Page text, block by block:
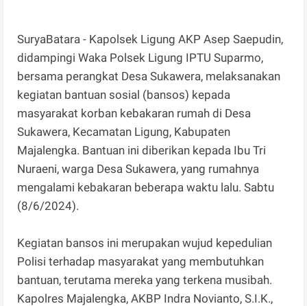
SuryaBatara - Kapolsek Ligung AKP Asep Saepudin,
didampingi Waka Polsek Ligung IPTU Suparmo,
bersama perangkat Desa Sukawera, melaksanakan
kegiatan bantuan sosial (bansos) kepada
masyarakat korban kebakaran rumah di Desa
Sukawera, Kecamatan Ligung, Kabupaten
Majalengka. Bantuan ini diberikan kepada Ibu Tri
Nuraeni, warga Desa Sukawera, yang rumahnya
mengalami kebakaran beberapa waktu lalu. Sabtu
(8/6/2024).
Kegiatan bansos ini merupakan wujud kepedulian
Polisi terhadap masyarakat yang membutuhkan
bantuan, terutama mereka yang terkena musibah.
Kapolres Majalengka, AKBP Indra Novianto, S.I.K.,